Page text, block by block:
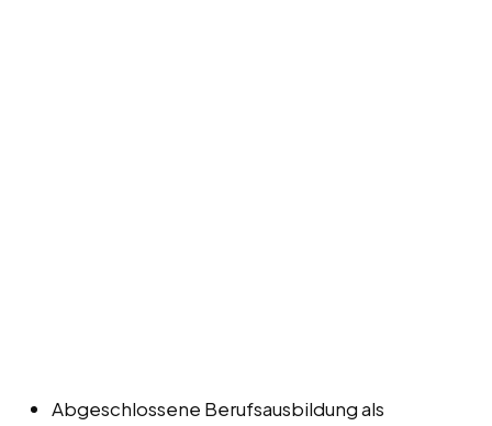
Abgeschlossene Berufsausbildung als